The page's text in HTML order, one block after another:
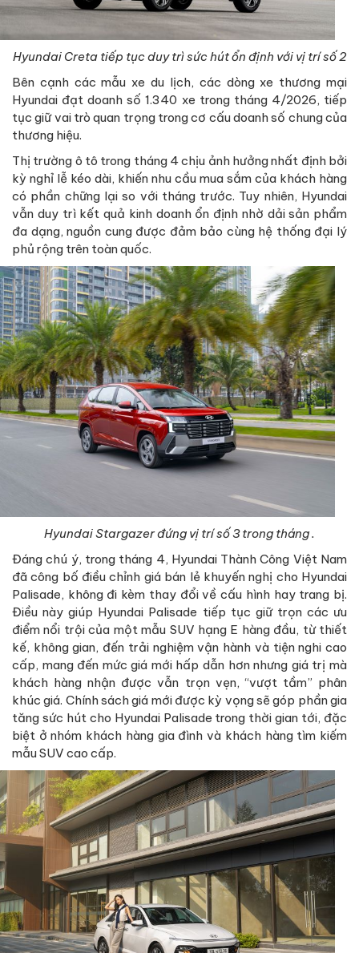
Hyundai Creta tiếp tục duy trì sức hút ổn định với vị trí số 2
Bên cạnh các mẫu xe du lịch, các dòng xe thương mại
Hyundai đạt doanh số 1.340 xe trong tháng 4/2026, tiếp
tục giữ vai trò quan trọng trong cơ cấu doanh số chung của
thương hiệu.
Thị trường ô tô trong tháng 4 chịu ảnh hưởng nhất định bởi
kỳ nghỉ lễ kéo dài, khiến nhu cầu mua sắm của khách hàng
có phần chững lại so với tháng trước. Tuy nhiên, Hyundai
vẫn duy trì kết quả kinh doanh ổn định nhờ dải sản phẩm
đa dạng, nguồn cung được đảm bảo cùng hệ thống đại lý
phủ rộng trên toàn quốc.
Hyundai Stargazer đứng vị trí số 3 trong tháng .
Đáng chú ý, trong tháng 4, Hyundai Thành Công Việt Nam
đã công bố điều chỉnh giá bán lẻ khuyến nghị cho Hyundai
Palisade, không đi kèm thay đổi về cấu hình hay trang bị.
Điều này giúp Hyundai Palisade tiếp tục giữ trọn các ưu
điểm nổi trội của một mẫu SUV hạng E hàng đầu, từ thiết
kế, không gian, đến trải nghiệm vận hành và tiện nghi cao
cấp, mang đến mức giá mới hấp dẫn hơn nhưng giá trị mà
khách hàng nhận được vẫn trọn vẹn, “vượt tầm” phân
khúc giá. Chính sách giá mới được kỳ vọng sẽ góp phần gia
tăng sức hút cho Hyundai Palisade trong thời gian tới, đặc
biệt ở nhóm khách hàng gia đình và khách hàng tìm kiếm
mẫu SUV cao cấp.